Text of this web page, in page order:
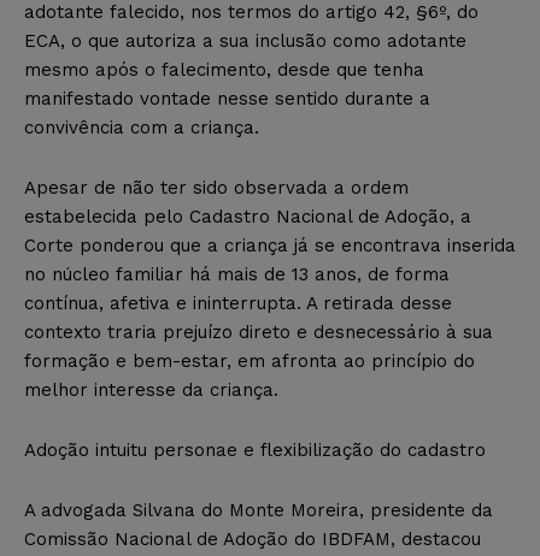
adotante falecido, nos termos do artigo 42, §6º, do
ECA, o que autoriza a sua inclusão como adotante
mesmo após o falecimento, desde que tenha
manifestado vontade nesse sentido durante a
convivência com a criança.
Apesar de não ter sido observada a ordem
estabelecida pelo Cadastro Nacional de Adoção, a
Corte ponderou que a criança já se encontrava inserida
no núcleo familiar há mais de 13 anos, de forma
contínua, afetiva e ininterrupta. A retirada desse
contexto traria prejuízo direto e desnecessário à sua
formação e bem-estar, em afronta ao princípio do
melhor interesse da criança.
Adoção intuitu personae e flexibilização do cadastro
A advogada Silvana do Monte Moreira, presidente da
Comissão Nacional de Adoção do IBDFAM, destacou